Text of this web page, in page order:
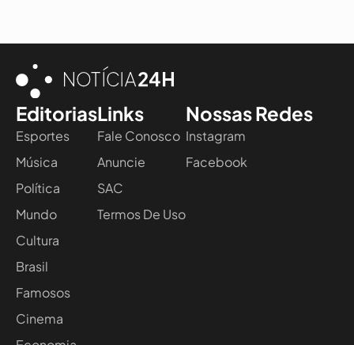
Editorias
Esportes
Música
Política
Mundo
Cultura
Brasil
Famosos
Cinema
Links
Fale Conosco
Anuncie
SAC
Termos De Uso
Nossas Redes
Instagram
Facebook